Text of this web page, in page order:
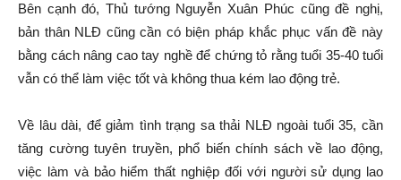
Bên cạnh đó, Thủ tướng Nguyễn Xuân Phúc cũng đề nghị,
bản thân NLĐ cũng cần có biện pháp khắc phục vấn đề này
bằng cách nâng cao tay nghề để chứng tỏ rằng tuổi 35-40 tuổi
vẫn có thể làm việc tốt và không thua kém lao động trẻ.
Về lâu dài, để giảm tình trạng sa thải NLĐ ngoài tuổi 35, cần
tăng cường tuyên truyền, phổ biến chính sách về lao động,
việc làm và bảo hiểm thất nghiệp đối với người sử dụng lao